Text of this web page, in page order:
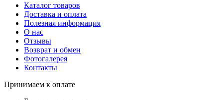
Каталог товаров
Доставка и оплата
Полезная информация
О нас
Отзывы
Возврат и обмен
Фотогалерея
Контакты
Принимаем к оплате